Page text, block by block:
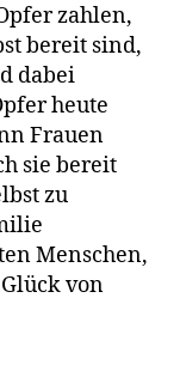
zahlen,
bereit sind,
dabei
heute
Frauen
sie bereit
zu
Menschen,
von